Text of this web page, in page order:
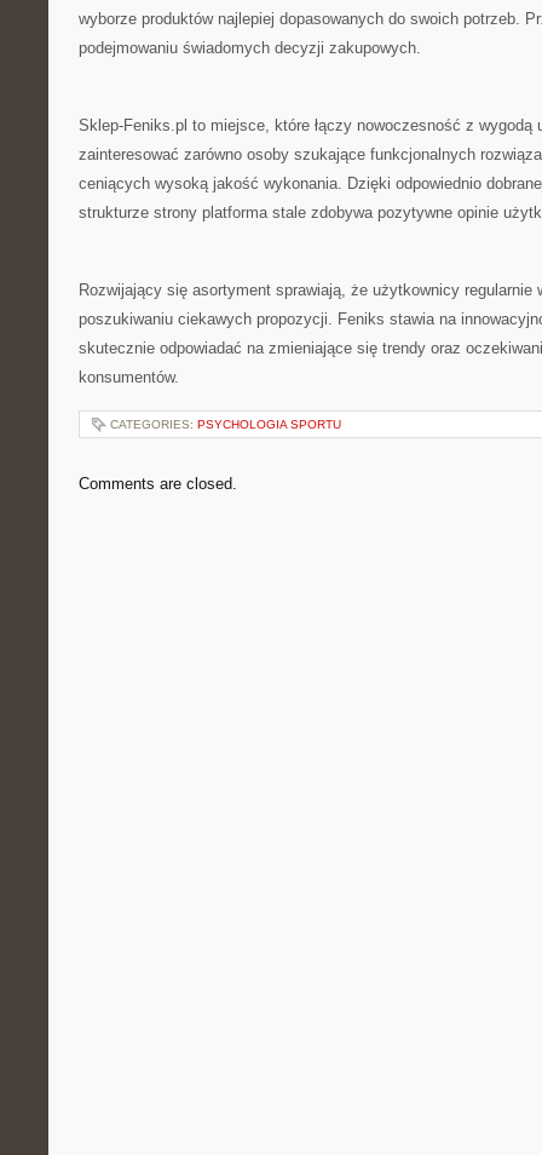
wyborze produktów najlepiej dopasowanych do swoich potrzeb.
podejmowaniu świadomych decyzji zakupowych.
Sklep-Feniks.pl to miejsce, które łączy nowoczesność z wygodą
zainteresować zarówno osoby szukające funkcjonalnych
ceniących wysoką jakość wykonania. Dzięki odpowiednio
strukturze strony platforma stale zdobywa pozytywne opinie
Rozwijający się asortyment sprawiają, że użytkownicy regularnie
poszukiwaniu ciekawych propozycji. Feniks stawia na
skutecznie odpowiadać na zmieniające się trendy oraz
konsumentów.
CATEGORIES: PSYCHOLOGIA SPORTU
Comments are closed.